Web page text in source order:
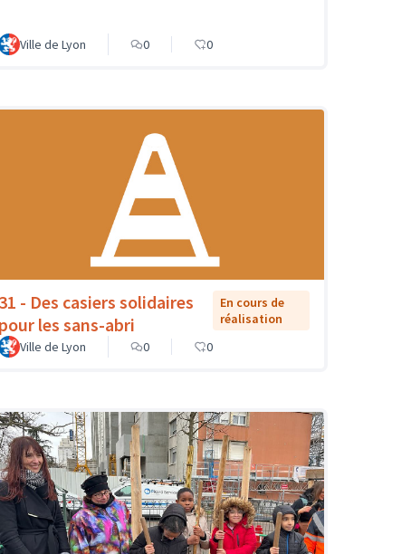
Ville de Lyon 0 0
31 - Des casiers solidaires
pour les sans-abri
En cours de
réalisation
Ville de Lyon
0 0